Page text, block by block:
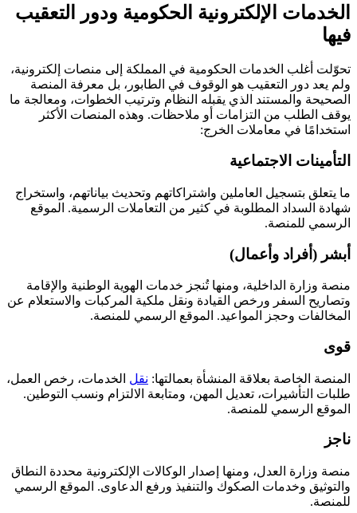
الخدمات الإلكترونية الحكومية ودور التعقيب
فيها
تحوّلت أغلب الخدمات الحكومية في المملكة إلى منصات إلكترونية،
ولم يعد دور التعقيب هو الوقوف في الطابور، بل معرفة المنصة
الصحيحة والمستند الذي يقبله النظام وترتيب الخطوات، ومعالجة ما
يوقف الطلب من التزامات أو ملاحظات. وهذه المنصات الأكثر
استخدامًا في معاملات الخرج:
التأمينات الاجتماعية
ما يتعلق بتسجيل العاملين واشتراكاتهم وتحديث بياناتهم، واستخراج
شهادة السداد المطلوبة في كثير من التعاملات الرسمية. الموقع
الرسمي للمنصة.
أبشر (أفراد وأعمال)
منصة وزارة الداخلية، ومنها تُنجز خدمات الهوية الوطنية والإقامة
وتصاريح السفر ورخص القيادة ونقل ملكية المركبات والاستعلام عن
المخالفات وحجز المواعيد. الموقع الرسمي للمنصة.
قوى
المنصة الخاصة بعلاقة المنشأة بعمالتها: نقل الخدمات، رخص العمل،
طلبات التأشيرات، تعديل المهن، ومتابعة الالتزام ونسب التوطين.
الموقع الرسمي للمنصة.
ناجز
منصة وزارة العدل، ومنها إصدار الوكالات الإلكترونية محددة النطاق
والتوثيق وخدمات الصكوك والتنفيذ ورفع الدعاوى. الموقع الرسمي
للمنصة.